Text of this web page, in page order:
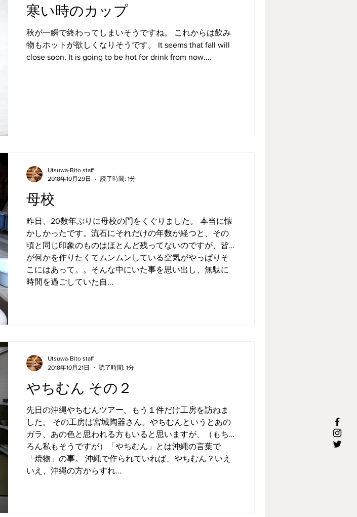
寒い時のカップ
秋が一瞬で終わってしまいそうですね。 これからは飲み
物もホットが欲しくなりそうです。 It seems that fall will
close soon. It is going to be hot for drink from now....
母校
昨日、20数年ぶりに母校の門をくぐりました。 本当に懐
かしかったです。流石にそれだけの年数が経つと、その
頃と同じ印象のものはほとんど残ってないのですが、皆
が何かを作りたくてムンムンしている空気がやっぱりそ
こにはあって。。そんな中にいた事を思い出し、無駄に
時間を過ごしていた自...
Utsuwa-Bito staff
2018年10月29日
読了時間: 1分
やちむん その２
先日の沖縄やちむんツアー。もう１件だけ工房を訪ねま
した。 その工房は宮城陶器さん。やちむんというとあの
ガラ、あの色と思われる方もいると思いますが、（もち
ろん私もそうですが）「やちむん」とは沖縄の言葉で
「焼物」の事。 沖縄で作られていれば、やちむん？いえ
いえ、沖縄の方からすれ...
Utsuwa-Bito staff
2018年10月21日
読了時間: 1分